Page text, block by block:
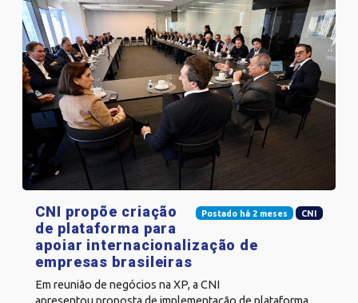
Postado há 2 meses CNI
CNI propõe criação
de plataforma para
apoiar internacionalização de
empresas brasileiras
Em reunião de negócios na XP, a CNI